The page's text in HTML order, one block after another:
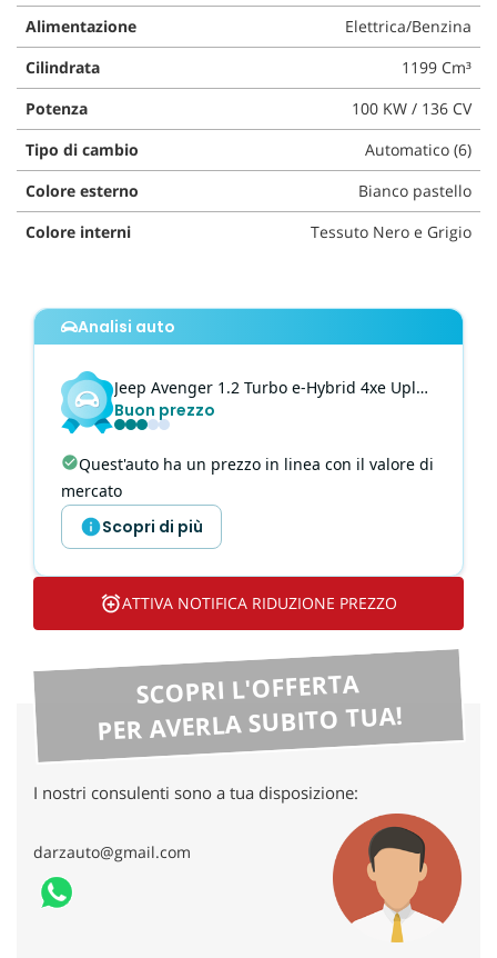
Alimentazione
Elettrica/Benzina
Cilindrata
1199 Cm³
Potenza
100 KW / 136 CV
Tipo di cambio
Automatico (6)
Colore esterno
Bianco pastello
Colore interni
Tessuto Nero e Grigio
Analisi auto
Jeep Avenger 1.2 Turbo e-Hybrid 4xe Upland
Buon prezzo
Quest'auto ha un prezzo in linea con il valore di
mercato
Scopri di più
ATTIVA NOTIFICA RIDUZIONE PREZZO
SCOPRI L'OFFERTA
PER AVERLA SUBITO TUA!
I nostri consulenti sono a tua disposizione:
darzauto@gmail.com
questi
strumenti
di
tracciamento
si
rimanda
alla
cookie
policy.
Puoi
rivedere
le
qualsiasi
momento.
Cookie necessari
Cookie delle preferenze
Cookie per il miglioramento dell'esperienza utente
Leggi